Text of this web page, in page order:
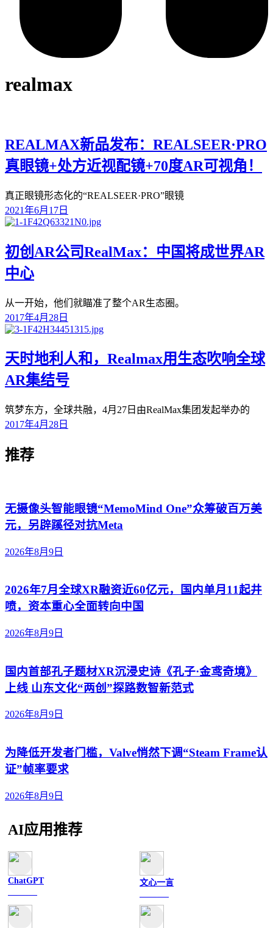
realmax
REALMAX新品发布：REALSEER·PRO
真眼镜+处方近视配镜+70度AR可视角！
真正眼镜形态化的“REALSEER·PRO”眼镜
2021年6月17日
初创AR公司RealMax：中国将成世界AR
中心
从一开始，他们就瞄准了整个AR生态圈。
2017年4月28日
天时地利人和，Realmax用生态吹响全球
AR集结号
筑梦东方，全球共融，4月27日由RealMax集团发起举办的
2017年4月28日
推荐
无摄像头智能眼镜“MemoMind One”众筹破百万美
元，另辟蹊径对抗Meta
2026年8月9日
2026年7月全球XR融资近60亿元，国内单月11起井
喷，资本重心全面转向中国
2026年8月9日
国内首部孔子题材XR沉浸史诗《孔子·金鸢奇境》
上线 山东文化“两创”探路数智新范式
2026年8月9日
为降低开发者门槛，Valve悄然下调“Steam Frame认
证”帧率要求
2026年8月9日
AI应用推荐
ChatGPT 文心一言